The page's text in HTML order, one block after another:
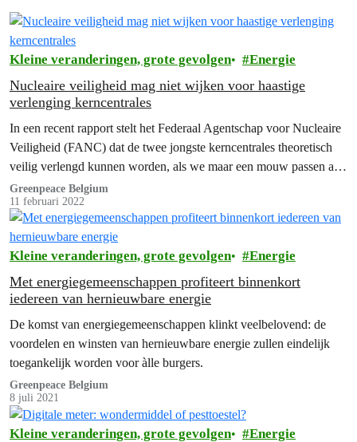
Kleine veranderingen, grote gevolgen Energie
Nucleaire veiligheid mag niet wijken voor haastige
verlenging kerncentrales
In een recent rapport stelt het Federaal Agentschap voor Nucleaire
Veiligheid (FANC) dat de twee jongste kerncentrales theoretisch
veilig verlengd kunnen worden, als we maar een mouw passen aan
artikel 30 én als alle actoren samen in bad springen.
Greenpeace Belgium
11 februari 2022
Kleine veranderingen, grote gevolgen Energie
Met energiegemeenschappen profiteert binnenkort
iedereen van hernieuwbare energie
De komst van energiegemeenschappen klinkt veelbelovend: de
voordelen en winsten van hernieuwbare energie zullen eindelijk
toegankelijk worden voor àlle burgers.
Greenpeace Belgium
8 juli 2021
Kleine veranderingen, grote gevolgen Energie